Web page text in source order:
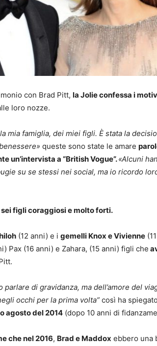
con Brad Pitt, la Jolie confessa i
loro nozze.
mia famiglia, dei miei figli. È stata la
queste sono state le amare
un’intervista a “British Vogue”.«Alcuni
su se stessi nei social, ma io ricordo
figli coraggiosi e molto forti.
(12 anni) e i gemelli Knox e Vivienne
Pax (16 anni) e Zahara, (15 anni) figli che
di gravidanza, ma dell’amore del
occhi per la prima volta” così ha spiegato
agosto del 2014 (dopo 10 anni di
che nel 2016, Brad e Maddox ebbero una